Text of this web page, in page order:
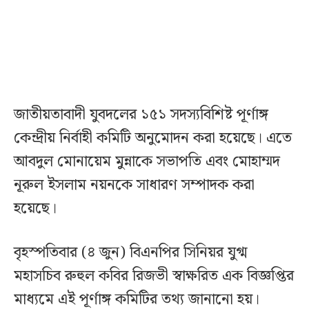
জাতীয়তাবাদী যুবদলের ১৫১ সদস্যবিশিষ্ট পূর্ণাঙ্গ
কেন্দ্রীয় নির্বাহী কমিটি অনুমোদন করা হয়েছে। এতে
আবদুল মোনায়েম মুন্নাকে সভাপতি এবং মোহাম্মদ
নূরুল ইসলাম নয়নকে সাধারণ সম্পাদক করা
হয়েছে।
বৃহস্পতিবার (৪ জুন) বিএনপির সিনিয়র যুগ্ম
মহাসচিব রুহুল কবির রিজভী স্বাক্ষরিত এক বিজ্ঞপ্তির
মাধ্যমে এই পূর্ণাঙ্গ কমিটির তথ্য জানানো হয়।